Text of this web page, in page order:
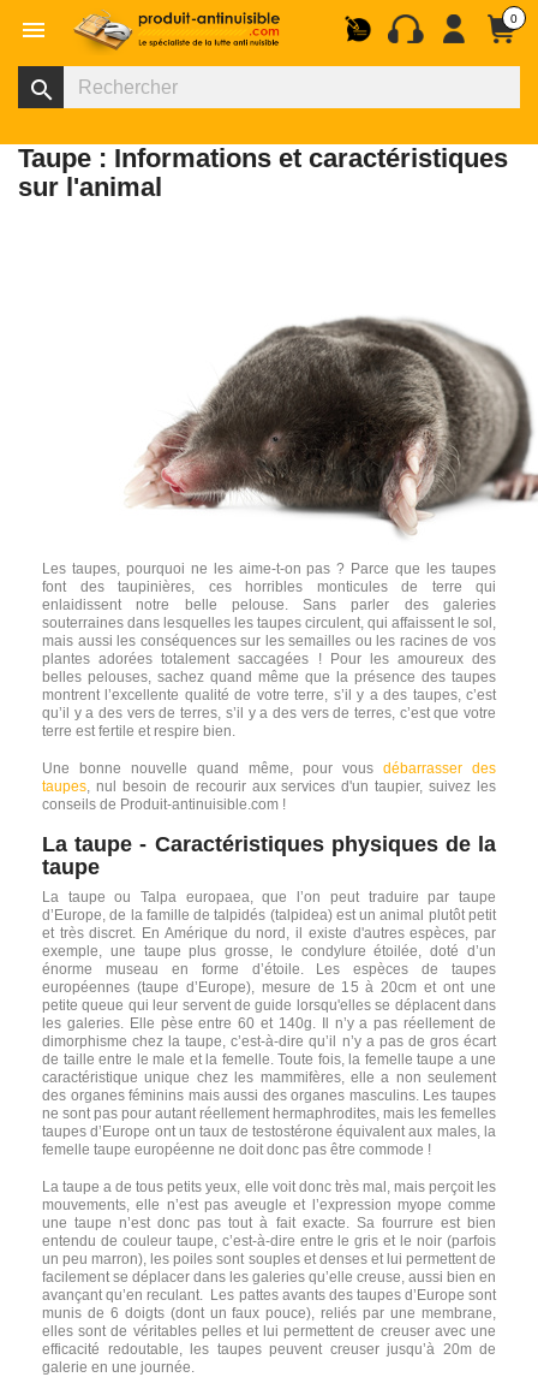
 0
search
Taupe : Informations et caractéristiques
sur l'animal
Les taupes, pourquoi ne les aime-t-on pas ? Parce que les taupes
font des taupinières, ces horribles monticules de terre qui
enlaidissent notre belle pelouse. Sans parler des galeries
souterraines dans lesquelles les taupes circulent, qui affaissent le sol,
mais aussi les conséquences sur les semailles ou les racines de vos
plantes adorées totalement saccagées ! Pour les amoureux des
belles pelouses, sachez quand même que la présence des taupes
montrent l’excellente qualité de votre terre, s’il y a des taupes, c’est
qu’il y a des vers de terres, s’il y a des vers de terres, c’est que votre
terre est fertile et respire bien.
Une bonne nouvelle quand même, pour vous débarrasser des
taupes, nul besoin de recourir aux services d'un taupier, suivez les
conseils de Produit-antinuisible.com !
La taupe - Caractéristiques physiques de la
taupe
La taupe ou Talpa europaea, que l’on peut traduire par taupe
d’Europe, de la famille de talpidés (talpidea) est un animal plutôt petit
et très discret. En Amérique du nord, il existe d'autres espèces, par
exemple, une taupe plus grosse, le condylure étoilée, doté d’un
énorme museau en forme d’étoile. Les espèces de taupes
européennes (taupe d’Europe), mesure de 15 à 20cm et ont une
petite queue qui leur servent de guide lorsqu'elles se déplacent dans
les galeries. Elle pèse entre 60 et 140g. Il n’y a pas réellement de
dimorphisme chez la taupe, c’est-à-dire qu’il n’y a pas de gros écart
de taille entre le male et la femelle. Toute fois, la femelle taupe a une
caractéristique unique chez les mammifères, elle a non seulement
des organes féminins mais aussi des organes masculins. Les taupes
ne sont pas pour autant réellement hermaphrodites, mais les femelles
taupes d’Europe ont un taux de testostérone équivalent aux males, la
femelle taupe européenne ne doit donc pas être commode !
La taupe a de tous petits yeux, elle voit donc très mal, mais perçoit les
mouvements, elle n’est pas aveugle et l’expression myope comme
une taupe n’est donc pas tout à fait exacte. Sa fourrure est bien
entendu de couleur taupe, c’est-à-dire entre le gris et le noir (parfois
un peu marron), les poiles sont souples et denses et lui permettent de
facilement se déplacer dans les galeries qu’elle creuse, aussi bien en
avançant qu’en reculant. Les pattes avants des taupes d’Europe sont
munis de 6 doigts (dont un faux pouce), reliés par une membrane,
elles sont de véritables pelles et lui permettent de creuser avec une
efficacité redoutable, les taupes peuvent creuser jusqu’à 20m de
galerie en une journée.